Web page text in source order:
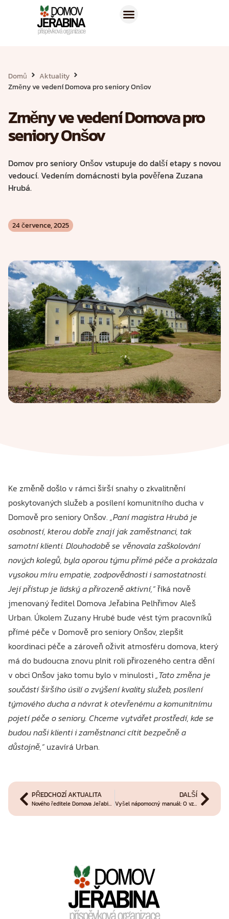
Domů
Aktuality
Změny ve vedení Domova pro seniory Onšov
Změny ve vedení Domova pro
seniory Onšov
Domov pro seniory Onšov vstupuje do další etapy s novou
vedoucí. Vedením domácnosti byla pověřena Zuzana
Hrubá.
24 července, 2025
Ke změně došlo v rámci širší snahy o zkvalitnění
poskytovaných služeb a posílení komunitního ducha v
Domově pro seniory Onšov. „Paní magistra Hrubá je
osobností, kterou dobře znají jak zaměstnanci, tak
samotní klienti. Dlouhodobě se věnovala zaškolování
nových kolegů, byla oporou týmu přímé péče a prokázala
vysokou míru empatie, zodpovědnosti i samostatnosti.
Její přístup je lidský a přirozeně aktivní,“říká nově
jmenovaný ředitel Domova Jeřabina Pelhřimov Aleš
Urban. Úkolem Zuzany Hrubé bude vést tým pracovníků
přímé péče v Domově pro seniory Onšov, zlepšit
koordinaci péče a zároveň oživit atmosféru domova, který
má do budoucna znovu plnit roli přirozeného centra dění
v obci Onšov jako tomu bylo v minulosti„Tato změna je
součástí širšího úsilí o zvýšení kvality služeb, posílení
týmového ducha a návrat k otevřenému a komunitnímu
pojetí péče o seniory. Chceme vytvářet prostředí, kde se
budou naši klienti i zaměstnanci cítit bezpečně a
důstojně,“ uzavírá Urban.
PŘEDCHOZÍ AKTUALITA
Nového ředitele Domova Jeřabina podpořilo vedení Kraje Vysočina
DALŠÍ
Vyšel nápomocný manuál: O vztazích, krizích i smyslu práce v sociálních službách